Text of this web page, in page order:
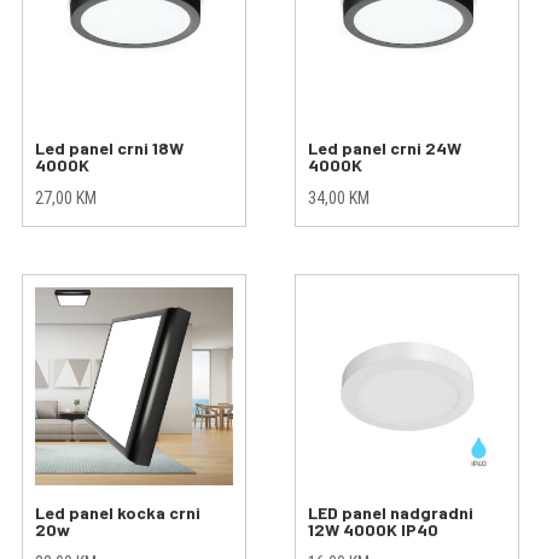
Led panel crni 18W
4000K
27,00 KM
Led panel crni 24W
4000K
34,00 KM
Led panel kocka crni
20w
LED panel nadgradni
12W 4000K IP40